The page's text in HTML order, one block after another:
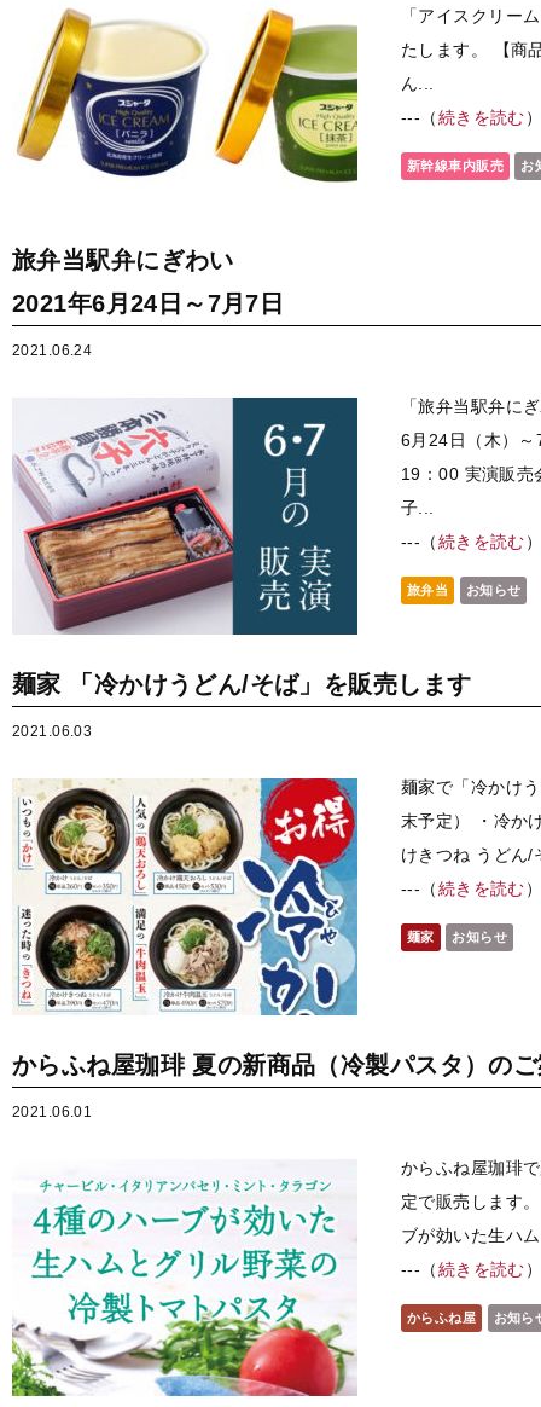
「アイスクリー
たします。 【商
ん...
---（続きを読む
新幹線車内販売 お
旅弁当駅弁にぎわい
2021年6月24日～7月7日
2021.06.24
「旅弁当駅弁に
6月24日（木）
19：00 実演販売
子...
---（続きを読む
旅弁当 お知らせ
麺家 「冷かけうどん/そば」を販売します
2021.06.03
麺家で「冷かけ
末予定） ・冷か
けきつね うどん
---（続きを読む
麺家 お知らせ
からふね屋珈琲 夏の新商品（冷製パスタ）の
2021.06.01
からふね屋珈琲
定で販売します
ブが効いた生ハ
---（続きを読む
からふね屋 お知ら